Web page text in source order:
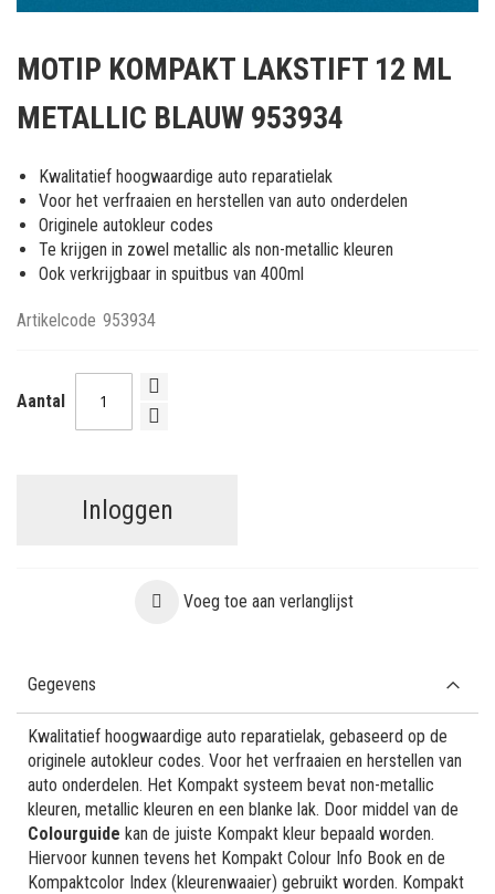
het
van
afbeeldingen-
gallerij
MOTIP KOMPAKT LAKSTIFT 12 ML
METALLIC BLAUW 953934
Kwalitatief hoogwaardige auto reparatielak
Voor het verfraaien en herstellen van auto onderdelen
Originele autokleur codes
Te krijgen in zowel metallic als non-metallic kleuren
Ook verkrijgbaar in spuitbus van 400ml
Artikelcode 953934
Aantal
Inloggen
Voeg toe aan verlanglijst
Gegevens
Kwalitatief hoogwaardige auto reparatielak, gebaseerd op de
originele autokleur codes. Voor het verfraaien en herstellen van
auto onderdelen. Het Kompakt systeem bevat non-metallic
kleuren, metallic kleuren en een blanke lak. Door middel van de
Colourguide kan de juiste Kompakt kleur bepaald worden.
Hiervoor kunnen tevens het Kompakt Colour Info Book en de
Kompaktcolor Index (kleurenwaaier) gebruikt worden. Kompakt